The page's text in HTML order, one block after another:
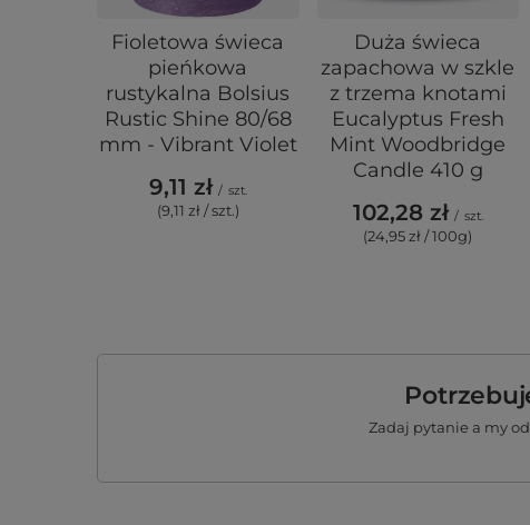
Fioletowa świeca
pieńkowa
rustykalna Bolsius
Rustic Shine 80/68
mm - Vibrant Violet
9,11 zł / szt.
(9,11 zł / szt.)
Duża świeca
zapachowa w szkle
z trzema knotami
Eucalyptus Fresh
Mint Woodbridge
Candle 410 g
102,28 zł / szt.
(24,95 zł / 100g)
Zadaj pytanie a my